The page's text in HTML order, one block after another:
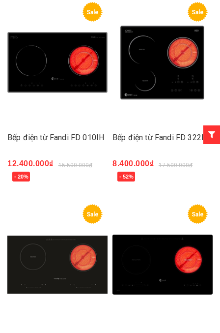
Sale
Bếp điện từ Fandi FD 010IH
12.400.000₫ 15.500.000₫
- 20%
Sale
Bếp điện từ Fandi FD 322IH
8.400.000₫ 17.500.000₫
- 52%
Sale Sale